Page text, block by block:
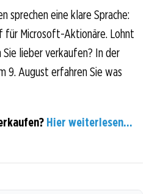
sprechen eine klare Sprache:
für Microsoft-Aktionäre. Lohnt
lieber verkaufen? In der
9. August erfahren Sie was
Hier weiterlesen...